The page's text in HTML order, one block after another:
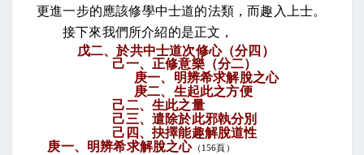
更進一步的應該修學中士道的法類，而趣入上士。
接下來我們所介紹的是正文，
戊二、於共中士道次修心（分四）
己一、正修意樂（分二）
庚一、明辨希求解脫之心
庚二、生起此之方便
己二、生此之量
己三、遣除於此邪執分別
己四、抉擇能趣解脫道性
庚一、明辨希求解脫之心（156頁）